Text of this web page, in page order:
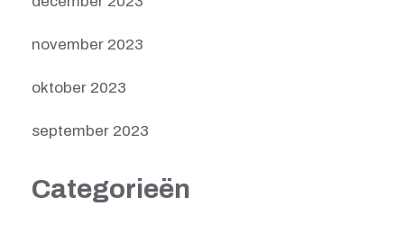
november 2023
oktober 2023
september 2023
Categorieën